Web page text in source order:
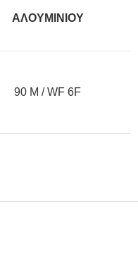
ΑΛΟΥΜΙΝΙΟΥ
90 M / WF 6F